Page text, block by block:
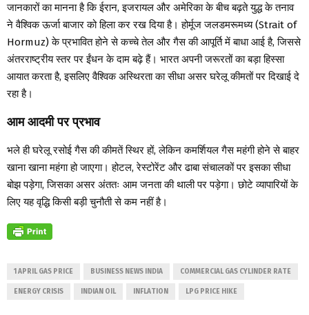
जानकारों का मानना है कि ईरान, इजरायल और अमेरिका के बीच बढ़ते युद्ध के तनाव
ने वैश्विक ऊर्जा बाजार को हिला कर रख दिया है। होर्मूज जलडमरूमध्य (Strait of
Hormuz) के प्रभावित होने से कच्चे तेल और गैस की आपूर्ति में बाधा आई है, जिससे
अंतरराष्ट्रीय स्तर पर ईंधन के दाम बढ़े हैं। भारत अपनी जरूरतों का बड़ा हिस्सा
आयात करता है, इसलिए वैश्विक अस्थिरता का सीधा असर घरेलू कीमतों पर दिखाई दे
रहा है।
आम आदमी पर प्रभाव
भले ही घरेलू रसोई गैस की कीमतें स्थिर हों, लेकिन कमर्शियल गैस महंगी होने से बाहर
खाना खाना महंगा हो जाएगा। होटल, रेस्टोरेंट और ढाबा संचालकों पर इसका सीधा
बोझ पड़ेगा, जिसका असर अंततः आम जनता की थाली पर पड़ेगा। छोटे व्यापारियों के
लिए यह वृद्धि किसी बड़ी चुनौती से कम नहीं है।
1 APRIL GAS PRICE BUSINESS NEWS INDIA COMMERCIAL GAS CYLINDER RATE
ENERGY CRISIS INDIAN OIL INFLATION LPG PRICE HIKE